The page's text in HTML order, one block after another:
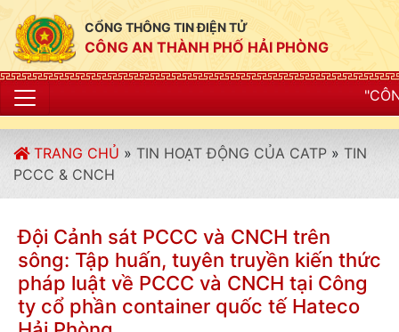
CỔNG THÔNG TIN ĐIỆN TỬ
CÔNG AN THÀNH PHỐ HẢI PHÒNG
"CÔNG AN THÀNH
TRANG CHỦ » TIN HOẠT ĐỘNG CỦA CATP » TIN
PCCC & CNCH
Đội Cảnh sát PCCC và CNCH trên
sông: Tập huấn, tuyên truyền kiến thức
pháp luật về PCCC và CNCH tại Công
ty cổ phần container quốc tế Hateco